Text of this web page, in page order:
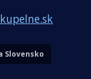
Slovensko